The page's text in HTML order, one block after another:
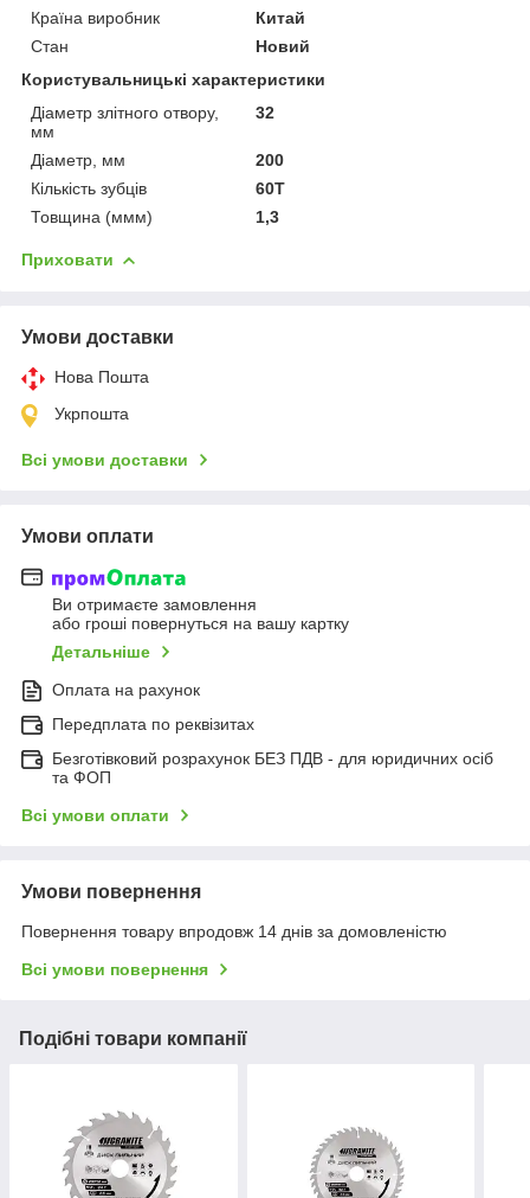
Країна виробник
Китай
Стан
Новий
Користувальницькі характеристики
Діаметр злітного отвору,
мм
32
Діаметр, мм
200
Кількість зубців
60T
Товщина (ммм)
1,3
Приховати
Умови доставки
Нова Пошта
Укрпошта
Всі умови доставки
Умови оплати
Ви отримаєте замовлення
або гроші повернуться на вашу картку
Детальніше
Оплата на рахунок
Передплата по реквізитах
Безготівковий розрахунок БЕЗ ПДВ - для юридичних осіб
та ФОП
Всі умови оплати
Умови повернення
Повернення товару впродовж 14 днів за домовленістю
Всі умови повернення
Подібні товари компанії